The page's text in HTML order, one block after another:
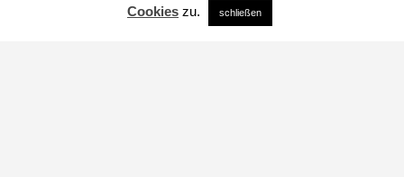
Cookies zu. schließen